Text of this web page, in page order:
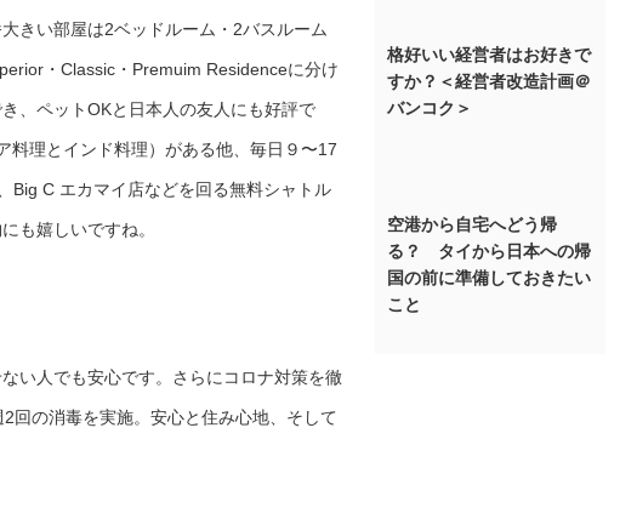
きい部屋は2ベッドルーム・2バスルーム
・Classic・Premuim Residenceに分け
、ペットOKと日本人の友人にも好評で
料理とインド料理）がある他、毎日９〜17
Big C エカマイ店などを回る無料シャトル
も嬉しいですね。
い人でも安心です。さらにコロナ対策を徹
回の消毒を実施。安心と住み心地、そして
格好いい経営者はお好きで
すか？＜経営者改造計画＠
バンコク＞
空港から自宅へどう帰
る？ タイから日本への帰
国の前に準備しておきたい
こと